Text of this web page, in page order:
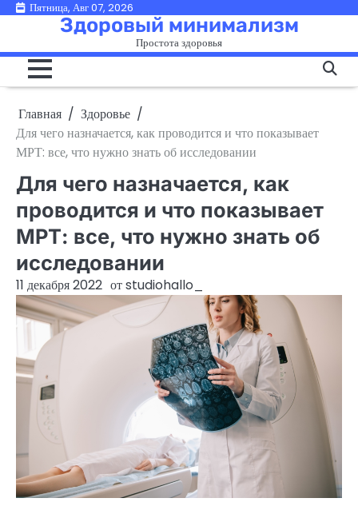
ПерейтиПятница, Авг 07, 2026
Здоровый минимализм
Простота здоровья
Главная
Здоровье
Для чего назначается, как проводится и что показывает
МРТ: все, что нужно знать об исследовании
Для чего назначается, как
проводится и что показывает
МРТ: все, что нужно знать об
исследовании
11 декабря 2022 отstudiohallo_